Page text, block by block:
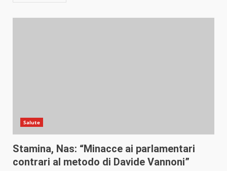
Salute
Stamina, Nas: “Minacce ai parlamentari
contrari al metodo di Davide Vannoni”